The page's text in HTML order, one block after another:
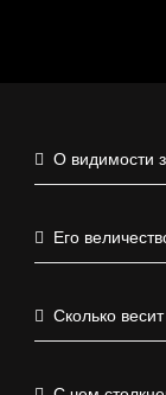
О видимости
Его
Сколько